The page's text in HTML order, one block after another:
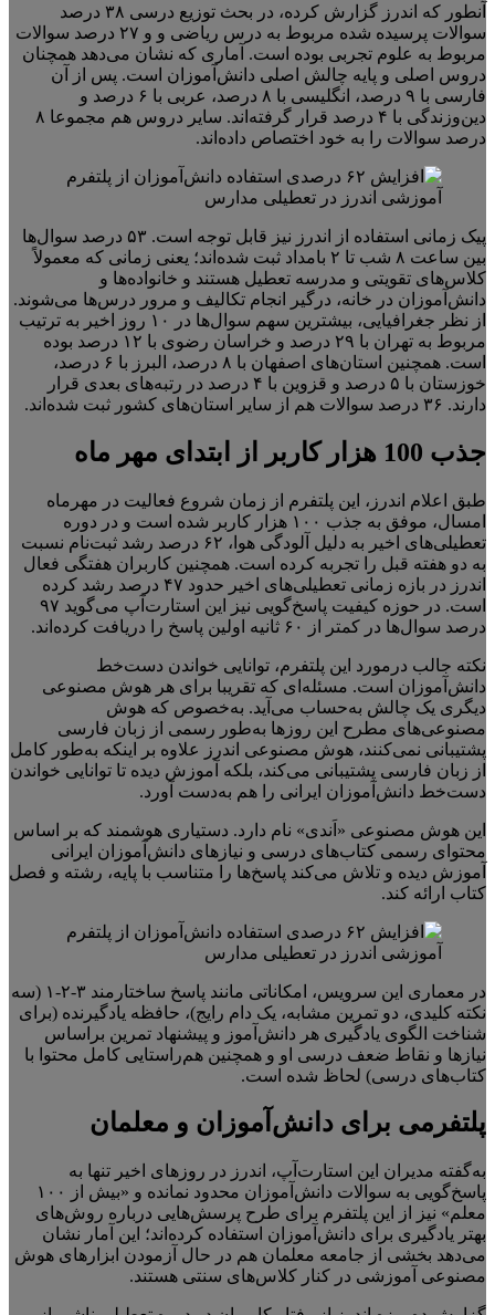
آنطور که اندرز گزارش کرده، در بحث توزیع درسی ۳۸ درصد
سوالات پرسیده شده مربوط به درس ریاضی و و ۲۷ درصد سوالات
مربوط به علوم تجربی بوده است. آماری که نشان می‌دهد همچنان
دروس اصلی و پایه چالش اصلی دانش‌آموزان است. پس از آن
فارسی با ۹ درصد، انگلیسی با ۸ درصد، عربی با ۶ درصد و
دین‌وزندگی با ۴ درصد قرار گرفته‌اند. سایر دروس هم مجموعا ۸
درصد سوالات را به خود اختصاص داده‌اند.
پیک زمانی استفاده از اندرز نیز قابل توجه است. ۵۳ درصد سوال‌ها
بین ساعت ۸ شب تا ۲ بامداد ثبت شده‌اند؛ یعنی زمانی که معمولاً
کلاس‌های تقویتی و مدرسه تعطیل هستند و خانواده‌ها و
دانش‌آموزان در خانه، درگیر انجام تکالیف و مرور درس‌ها می‌شوند.
از نظر جغرافیایی، بیشترین سهم سوال‌ها در ۱۰ روز اخیر به ترتیب
مربوط به تهران با ۲۹ درصد و خراسان رضوی با ۱۲ درصد بوده
است. همچنین استان‌های اصفهان با ۸ درصد، البرز با ۶ درصد،
خوزستان با ۵ درصد و قزوین با ۴ درصد در رتبه‌های بعدی قرار
دارند. ۳۶ درصد سوالات هم از سایر استان‌های کشور ثبت شده‌اند.
جذب 100 هزار کاربر از ابتدای مهر ماه
طبق اعلام اندرز، این پلتفرم از زمان شروع فعالیت در مهرماه
امسال، موفق به جذب ۱۰۰ هزار کاربر شده است و در دوره
تعطیلی‌های اخیر به دلیل آلودگی هوا، ۶۲ درصد رشد ثبت‌نام نسبت
به دو هفته قبل را تجربه کرده است. همچنین کاربران هفتگی فعال
اندرز در بازه زمانی تعطیلی‌های اخیر حدود ۴۷ درصد رشد کرده
است. در حوزه کیفیت پاسخ‌گویی نیز این استارت‌آپ می‌گوید ۹۷
درصد سوال‌ها در کمتر از ۶۰ ثانیه اولین پاسخ را دریافت کرده‌اند.
نکته جالب درمورد این پلتفرم، توانایی خواندن دست‌خط
دانش‌آموزان است. مسئله‌ای که تقریبا برای هر هوش مصنوعی
دیگری یک چالش به‌حساب می‌آید. به‌خصوص که هوش
مصنوعی‌های مطرح این روزها به‌طور رسمی از زبان فارسی
پشتیبانی نمی‌کنند، هوش مصنوعی اندرز علاوه بر اینکه به‌طور کامل
از زبان فارسی پشتیبانی می‌کند، بلکه آموزش دیده تا توانایی خواندن
دست‌خط دانش‌آموزان ایرانی را هم به‌دست آورد.
این هوش مصنوعی «اَندی» نام دارد. دستیاری هوشمند که بر اساس
محتوای رسمی کتاب‌های درسی و نیازهای دانش‌آموزان ایرانی
آموزش دیده و تلاش می‌کند پاسخ‌ها را متناسب با پایه، رشته و فصل
کتاب ارائه کند.
در معماری این سرویس، امکاناتی مانند پاسخ ساختارمند ۳-۲-۱ (سه
نکته کلیدی، دو تمرین مشابه، یک دام رایج)، حافظه یادگیرنده (برای
شناخت الگوی یادگیری هر دانش‌آموز و پیشنهاد تمرین براساس
نیازها و نقاط ضعف درسی او و همچنین هم‌راستایی کامل محتوا با
کتاب‌های درسی) لحاظ شده است.
پلتفرمی برای دانش‌آموزان و معلمان
به‌گفته مدیران این استارت‌آپ، اندرز در روزهای اخیر تنها به
پاسخ‌گویی به سوالات دانش‌آموزان محدود نمانده و «بیش از ۱۰۰
معلم» نیز از این پلتفرم برای طرح پرسش‌هایی درباره روش‌های
بهتر یادگیری برای دانش‌آموزان استفاده کرده‌اند؛ این آمار نشان
می‌دهد بخشی از جامعه معلمان هم در حال آزمودن ابزارهای هوش
مصنوعی آموزشی در کنار کلاس‌های سنتی هستند.